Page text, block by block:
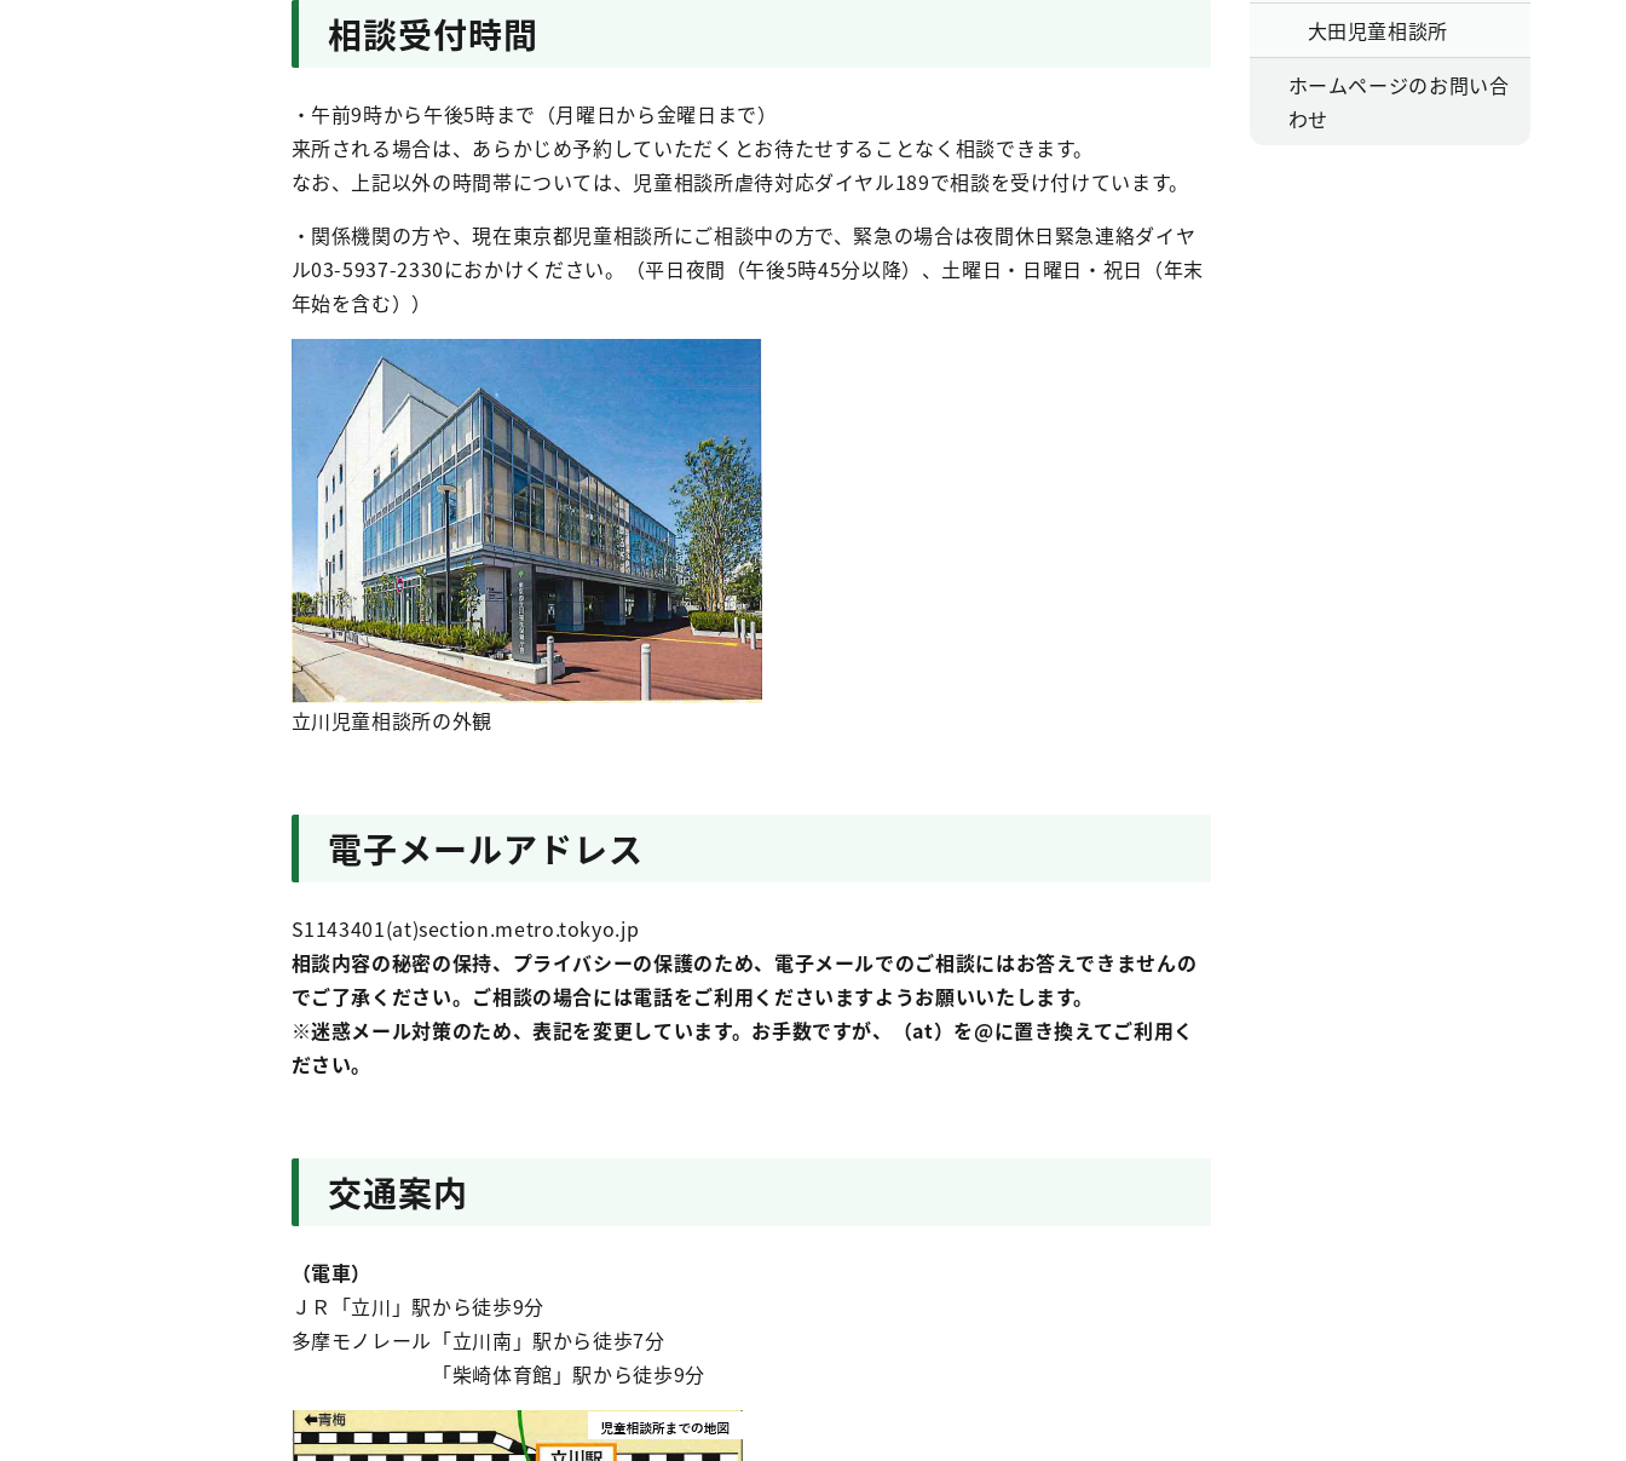
相談受付時間
・午前9時から午後5時まで（月曜日から金曜日まで）
来所される場合は、あらかじめ予約していただくとお待たせすることなく相談できます。
なお、上記以外の時間帯については、児童相談所虐待対応ダイヤル189で相談を受け付けています。
・関係機関の方や、現在東京都児童相談所にご相談中の方で、緊急の場合は夜間休日緊急連絡ダイヤ
ル03-5937-2330におかけください。（平日夜間（午後5時45分以降）、土曜日・日曜日・祝日（年末
年始を含む））
立川児童相談所の外観
電子メールアドレス
S1143401(at)section.metro.tokyo.jp
相談内容の秘密の保持、プライバシーの保護のため、電子メールでのご相談にはお答えできませんの
でご了承ください。ご相談の場合には電話をご利用くださいますようお願いいたします。
※迷惑メール対策のため、表記を変更しています。お手数ですが、（at）を@に置き換えてご利用く
ださい。
交通案内
（電車）
ＪＲ「立川」駅から徒歩9分
多摩モノレール「立川南」駅から徒歩7分
「柴崎体育館」駅から徒歩9分
大田児童相談所
ホームページのお問い合
わせ